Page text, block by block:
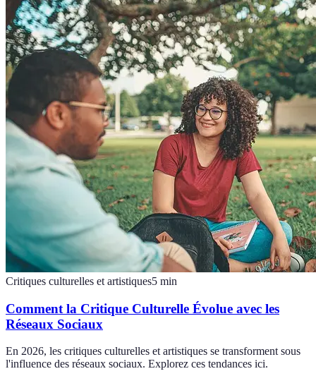
Critiques culturelles et artistiques5 min
Comment la Critique Culturelle Évolue avec les
Réseaux Sociaux
En 2026, les critiques culturelles et artistiques se transforment sous
l'influence des réseaux sociaux. Explorez ces tendances ici.